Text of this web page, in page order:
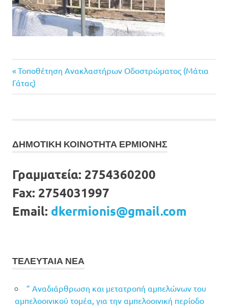
Πλοήγηση
άρθρων
Previous
Post:
Τοποθέτηση Ανακλαστήρων Οδοστρώματος (Μάτια
Γάτας)
ΔΗΜΟΤΙΚΗ ΚΟΙΝΟΤΗΤΑ ΕΡΜΙΟΝΗΣ
Γραμματεία: 2754360200
Fax: 2754031997
Email: dkermionis@gmail.com
ΤΕΛΕΥΤΑΙΑ ΝΕΑ
” Αναδιάρθρωση και μετατροπή αμπελώνων του
αμπελοοινικού τομέα, για την αμπελοοινική περίοδο